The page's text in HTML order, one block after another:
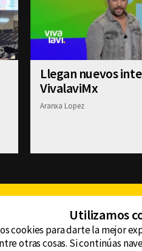
Llegan nuevos
VivalaviMx
Aranxa Lopez
Utilizamos
cookies para darte la mejor
otras cosas. Si continúas